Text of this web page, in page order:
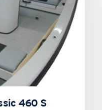
460 S